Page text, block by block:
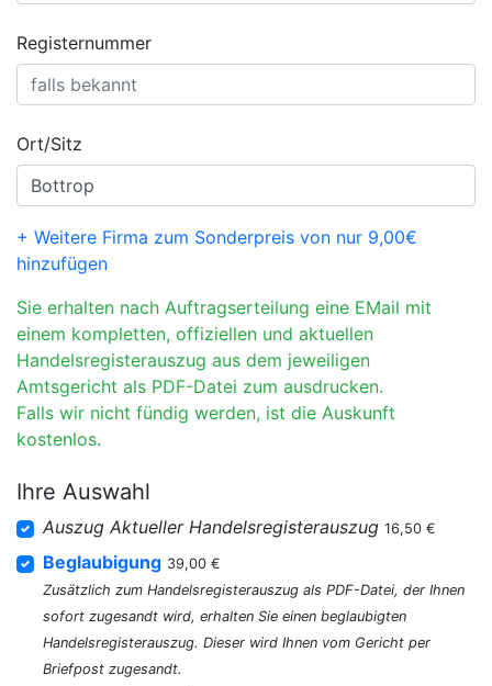
Registernummer
Ort/Sitz
+ Weitere Firma zum Sonderpreis von nur 9,00€
hinzufügen
Sie erhalten nach Auftragserteilung eine EMail mit
einem kompletten, offiziellen und aktuellen
Handelsregisterauszug aus dem jeweiligen
Amtsgericht als PDF-Datei zum ausdrucken.
Falls wir nicht fündig werden, ist die Auskunft
kostenlos.
Ihre Auswahl
Auszug Aktueller Handelsregisterauszug 16,50 €
Beglaubigung 39,00 €
Zusätzlich zum Handelsregisterauszug als PDF-Datei, der Ihnen
sofort zugesandt wird, erhalten Sie einen beglaubigten
Handelsregisterauszug. Dieser wird Ihnen vom Gericht per
Briefpost zugesandt.